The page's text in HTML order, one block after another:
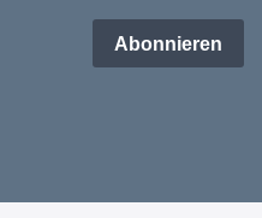
Abonnieren